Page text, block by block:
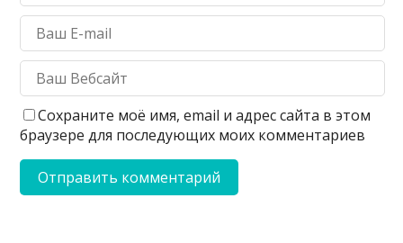
Сохраните моё имя, email и адрес сайта в этом
браузере для последующих моих комментариев